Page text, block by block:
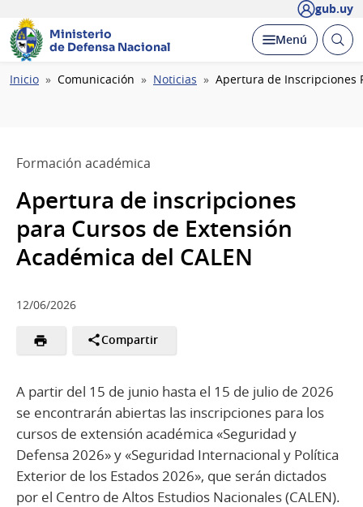
gub.uy
Ministerio
de Defensa Nacional
Desplegar
Menú Abrir
Ruta
Inicio Comunicación Noticias Apertura de Inscripciones
Formación académica
Apertura de inscripciones
para Cursos de Extensión
Académica del CALEN
12/06/2026
Compartir
A partir del 15 de junio hasta el 15 de julio de 2026
se encontrarán abiertas las inscripciones para los
cursos de extensión académica «Seguridad y
Defensa 2026» y «Seguridad Internacional y Política
Exterior de los Estados 2026», que serán dictados
por el Centro de Altos Estudios Nacionales (CALEN).